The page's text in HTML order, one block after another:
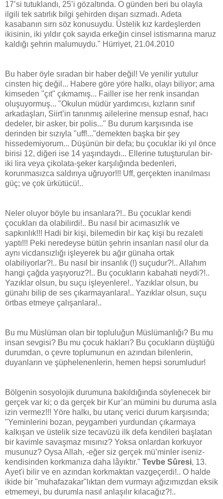
17’si tutuklandı, 25’i gözaltında. O günden beri bu olayla
ilgili tek satırlık bilgi şehirden dışarı sızmadı. Adeta
kasabanın sırrı söz konusuydu. Üstelik kız kardeşlerden
ikisinin, iki yıldır çok sayıda erkeğin cinsel istismarına maruz
kaldığı şehrin malumuydu." Hürriyet, 21.04.2010
Bu haber öyle sıradan bir haber değil! Ve yenilir yutulur
cinsten hiç değil... Habere göre yöre halkı, olayı biliyor; ama
kimseden "çıt" çıkmamış... Failler ise her renk insandan
oluşuyormuş... "Okulun müdür yardımcısı, kızların sınıf
arkadaşları, Siirt’in tanınmış ailelerine mensup esnaf, hacı
dedeler, bir asker, bir polis..." Bu durum karşısında ise
derinden bir sızıyla "uff!..."demekten başka bir şey
hissedemiyorum... Düşünün bir defa; bu çocuklar iki yıl önce
birisi 12, diğeri ise 14 yaşındaydı... Ellerine tutuşturulan bir-
iki lira veya çikolata-şeker karşılığında bedenleri,
korunmasızca saldırıya uğruyor!!! Uff, gerçekten inanılması
güç; ve çok ürkütücü!..
Neler oluyor böyle bu insanlara?!.. Bu çocuklar kendi
çocukları da olabilirdi!.. Bu nasıl bir acımasızlık ve
sapkınlık!!! Hadi bir kişi, bilemedin bir kaç kişi bu rezaleti
yaptı!!! Peki neredeyse bütün şehrin insanları nasıl olur da
aynı vicdansızlığı işleyerek bu ağır günaha ortak
olabiliyorlar?!.. Bu nasıl bir insanlık (!) suçudur?!.. Allahım
hangi çağda yaşıyoruz?!.. Bu çocukların kabahati neydi?!..
Yazıklar olsun, bu suçu işleyenlere!.. Yazıklar olsun, bu
günahı bilip de ses çıkarmayanlara!.. Yazıklar olsun, suçu
örtbas etmeye çalışanlara!..
Bu mu Müslüman olan bir topluluğun Müslümanlığı? Bu mu
insan sevgisi? Bu mu çocuk hakları? Bu çocukların düştüğü
durumdan, o çevre toplumunun en azından bilenlerin,
duyanların ve şüphelenenlerin, hemen hepsi sorumludur!
Bölgenin sosyolojik durumuna bakıldığında söylenecek bir
gerçek var ki; o da gerçek bir Kur’an mümini bu duruma asla
izin vermez!!! Yöre halkı, bu utanç verici durum karşısında;
"Yeminlerini bozan, peygamberi yurdundan çıkarmaya
kalkışan ve üstelik size tecavüzü ilk defa kendileri başlatan
bir kavimle savaşmaz mısınız? Yoksa onlardan korkuyor
musunuz? Oysa Allah, -eğer siz gerçek mü’minler iseniz-
kendisinden korkmanıza daha lâyıktır." Tevbe Sûresi, 13.
Ayet'i bilir ve en azından korkmaktan vazgeçerdi!.. O halde
ikide bir "muhafazakar"lıktan dem vurmayı ağızımızdan eksik
etmemeyi, bu durumla nasıl anlaşılır kılacağız?!..